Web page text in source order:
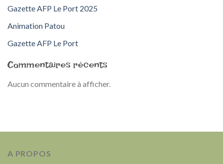
Gazette AFP Le Port 2025
Animation Patou
Gazette AFP Le Port
Commentaires récents
Aucun commentaire à afficher.
A PROPOS